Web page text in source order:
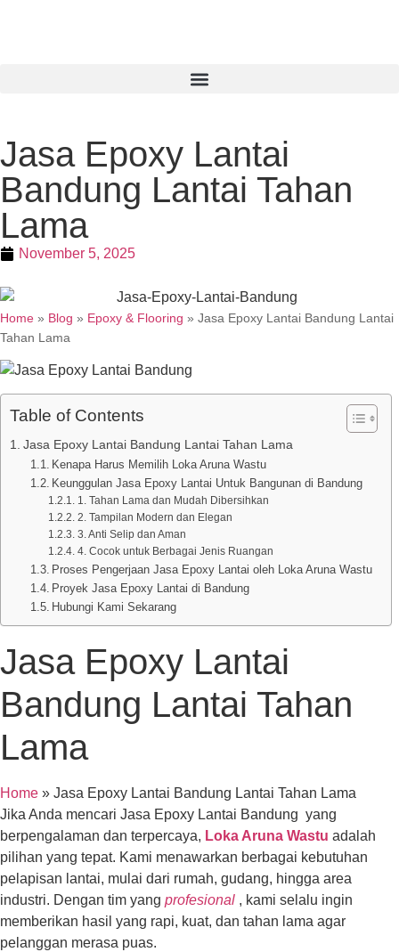
Jasa Epoxy Lantai
Bandung Lantai Tahan
Lama
November 5, 2025
Home » Blog » Epoxy & Flooring » Jasa Epoxy Lantai Bandung Lantai
Tahan Lama
Table of Contents
Jasa Epoxy Lantai Bandung Lantai Tahan Lama
Kenapa Harus Memilih Loka Aruna Wastu
Keunggulan Jasa Epoxy Lantai Untuk Bangunan di Bandung
1. Tahan Lama dan Mudah Dibersihkan
2. Tampilan Modern dan Elegan
3. Anti Selip dan Aman
4. Cocok untuk Berbagai Jenis Ruangan
Proses Pengerjaan Jasa Epoxy Lantai oleh Loka Aruna Wastu
Proyek Jasa Epoxy Lantai di Bandung
Hubungi Kami Sekarang
Jasa Epoxy Lantai
Bandung Lantai Tahan
Lama
Home » Jasa Epoxy Lantai Bandung Lantai Tahan Lama
Jika Anda mencari Jasa Epoxy Lantai Bandung yang
berpengalaman dan terpercaya, Loka Aruna Wastu adalah
pilihan yang tepat. Kami menawarkan berbagai kebutuhan
pelapisan lantai, mulai dari rumah, gudang, hingga area
industri. Dengan tim yang profesional , kami selalu ingin
memberikan hasil yang rapi, kuat, dan tahan lama agar
pelanggan merasa puas.